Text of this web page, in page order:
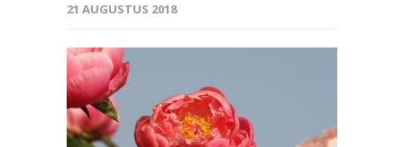
21 AUGUSTUS 2018